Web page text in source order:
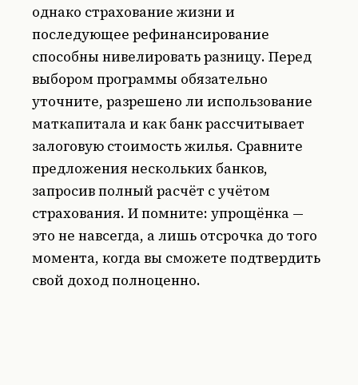
однако страхование жизни и
последующее рефинансирование
способны нивелировать разницу. Перед
выбором программы обязательно
уточните, разрешено ли использование
маткапитала и как банк рассчитывает
залоговую стоимость жилья. Сравните
предложения нескольких банков,
запросив полный расчёт с учётом
страхования. И помните: упрощёнка —
это не навсегда, а лишь отсрочка до того
момента, когда вы сможете подтвердить
свой доход полноценно.